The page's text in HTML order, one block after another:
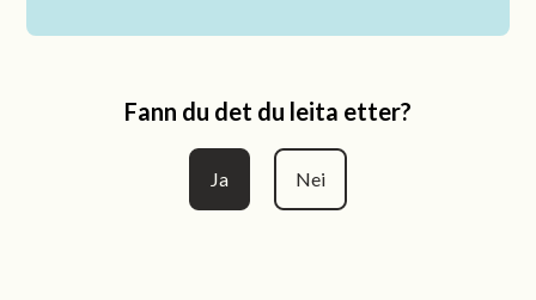
Fann du det du leita etter?
Ja Nei